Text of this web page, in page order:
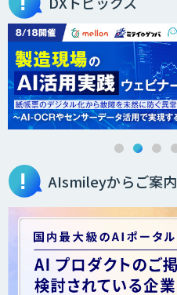
AIsmileyからご案内